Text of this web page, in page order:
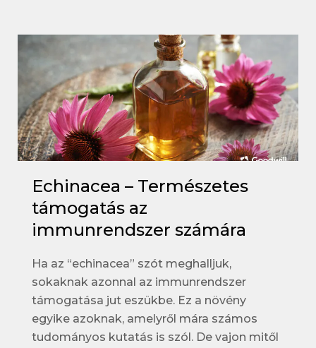
Echinacea – Természetes
támogatás az
immunrendszer számára
Ha az “echinacea” szót meghalljuk,
sokaknak azonnal az immunrendszer
támogatása jut eszükbe. Ez a növény
egyike azoknak, amelyről mára számos
tudományos kutatás is szól. De vajon mitől